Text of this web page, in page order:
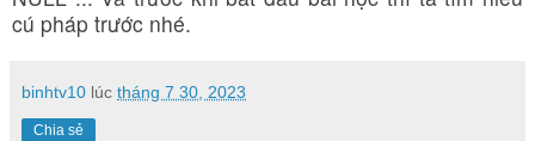
cú pháp trước nhé.
binhtv10 lúc tháng 7 30, 2023
Chia sẻ